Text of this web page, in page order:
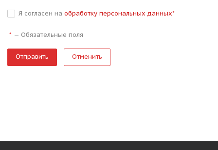
Я согласен на обработку персональных данных*
* — Обязательные поля
Отменить